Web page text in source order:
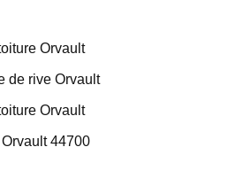
Orvault
de rive Orvault
Orvault
44700